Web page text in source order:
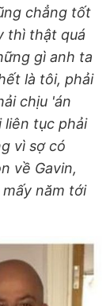
chẳng tốt
thì thật quá
gì anh ta
là tôi, phải
chịu 'án
liên tục phải
vì sợ có
về Gavin,
năm tới